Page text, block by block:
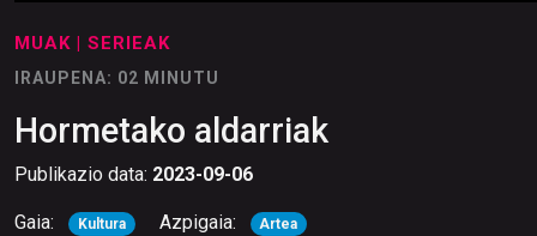
MUAK | SERIEAK
IRAUPENA: 02 MINUTU
Hormetako aldarriak
Publikazio data: 2023-09-06
Gaia: Kultura Azpigaia: Artea